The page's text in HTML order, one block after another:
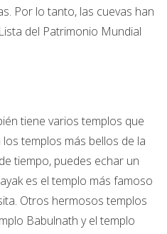
Por lo tanto, las cuevas han
del Patrimonio Mundial
tiene varios templos que
templos más bellos de la
tiempo, puedes echar un
es el templo más famoso
Otros hermosos templos
Babulnath y el templo